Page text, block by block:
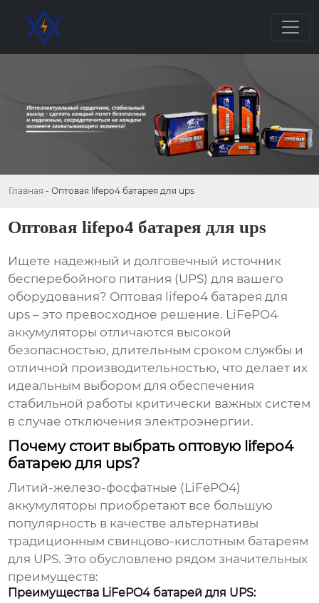
Главная - Оптовая lifepo4 батарея для ups
Оптовая lifepo4 батарея для ups
Ищете надежный и долговечный источник
бесперебойного питания (UPS) для вашего
оборудования? Оптовая lifepo4 батарея для
ups – это превосходное решение. LiFePO4
аккумуляторы отличаются высокой
безопасностью, длительным сроком службы и
отличной производительностью, что делает их
идеальным выбором для обеспечения
стабильной работы критически важных систем
в случае отключения электроэнергии.
Почему стоит выбрать оптовую lifepo4
батарею для ups?
Литий-железо-фосфатные (LiFePO4)
аккумуляторы приобретают все большую
популярность в качестве альтернативы
традиционным свинцово-кислотным батареям
для UPS. Это обусловлено рядом значительных
преимуществ:
Преимущества LiFePO4 батарей для UPS: